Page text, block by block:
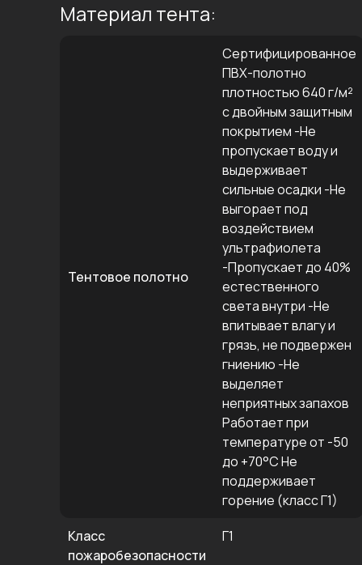
Материал тента:
Тентовое полотно
Сертифицированное
ПВХ-полотно
плотностью 640 г/м²
с двойным защитным
покрытием -Не
пропускает воду и
выдерживает
сильные осадки -Не
выгорает под
воздействием
ультрафиолета
-Пропускает до 40%
естественного
света внутри -Не
впитывает влагу и
грязь, не подвержен
гниению -Не
выделяет
неприятных запахов
Работает при
температуре от -50
до +70°C Не
поддерживает
горение (класс Г1)
Класс
пожаробезопасности
Г1